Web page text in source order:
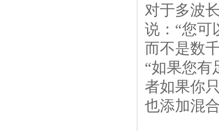
对于多波
说：“您可
而不是数
“如果您有
者如果你
也添加混